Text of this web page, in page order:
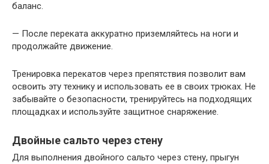
баланс.
— После переката аккуратно приземляйтесь на ноги и
продолжайте движение.
Тренировка перекатов через препятствия позволит вам
освоить эту технику и использовать ее в своих трюках. Не
забывайте о безопасности, тренируйтесь на подходящих
площадках и используйте защитное снаряжение.
Двойные сальто через стену
Для выполнения двойного сальто через стену, прыгун